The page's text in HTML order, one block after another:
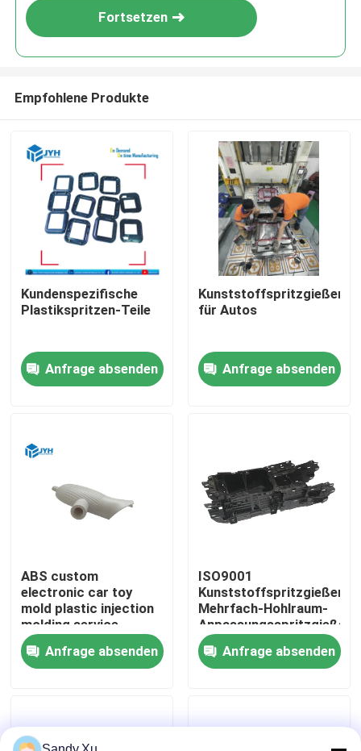
VR-Show
Fabrik-Ausflug
Treten Sie mit uns in Verbindung
Nachrichten
Fordern Sie ein Zitat
Fortsetzen
Empfohlene Produkte
Kundenspezifische
Plastikspritzen-Teile
Anfrage absenden
Kunststoffspritzgießerei
für Autos
Anfrage absenden
ABS custom
electronic car toy
mold plastic injection
molding service
Anfrage absenden
ISO9001
Kunststoffspritzgießerei
Mehrfach-Hohlraum-
Anpassungsspritzgießerei
Anfrage absenden